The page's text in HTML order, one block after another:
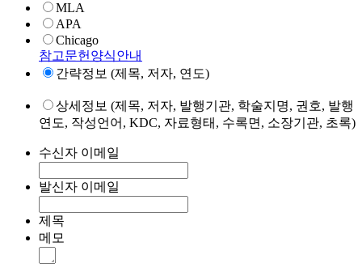
MLA
APA
Chicago
참고문헌양식안내
간략정보 (제목, 저자, 연도)
상세정보 (제목, 저자, 발행기관, 학술지명, 권호, 발행
연도, 작성언어, KDC, 자료형태, 수록면, 소장기관, 초록)
수신자 이메일
발신자 이메일
제목
메모